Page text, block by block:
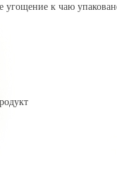
к чаю